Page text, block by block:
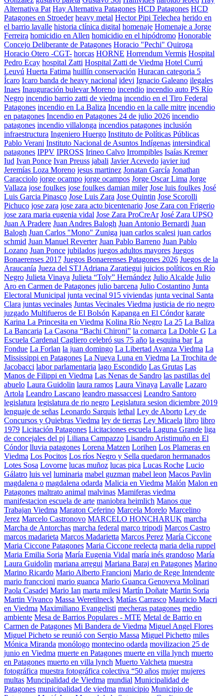
Alternativa Pat Hay Alternativa Patagones HCD Patagones HCD
Patagones en Stroeder heavy metal Hector Pipi Telechea herido en
el barrio lavalle historia clínica digital homenaje Homenaje a Jorge
Ferreira homicidio en Allen homicidio en el hipódromo Honorable
Concejo Deliberante de Patagones Horacio "Pechi" Quiroga
Horacio Otero -CGT- horcas HORNE Horrendum Vermis Hospital
Pedro Ecay hospital Zatti Hospital Zatti de Viedma Hotel Currú
Leuvú Huerta Fatima huillín conservación Huracan categoria 5
Ícaro Icaro banda de heavy nacional idevi Ignacio Galeano ilegales
Inaes Inauguración bulevar Moreno incendio incendio auto PS Río
Negro incendio barrio zatti de viedma incendio en el Tiro Federal
Patagones incendio en La Baliza Incendio en la calle mitre incendio
en patagones Incendio en Patagones 24 de julio 2026 incendio
patagones incendio villalonga incendios patagones inclusión
infraestructura Ingeniero Huergo Instituto de Políticas Públicas
Pablo Verani Instituto Nacional de Asuntos Indígenas intersindical
patagones IPPV IPROSS Irineo Calvo Irrompibles Isaías Kremer
Iud Ivan Ponce Ivan Preuss jabali Javier Acevedo javier iud
Jeremías Loza Moreno jesus martinez Jonatan García Jonathan
Caracciolo jorge ocampo jorge ocampos Jorge Oscar Lima Jorge
Vallaza jose foulkes jose foulkes damian miler Jose luis foulkes José
Luis Garcia Pinasco Jose Luis Zara Jose Quintin Jose Scorolli
Pichuco jose zara jose zara acto bicentenario Jose Zara con Frigerio
jose zara maria eugenia vidal Jose Zara ProCreAr José Zara UPSO
Juan A Pradere Juan Andres Balogh Juan Antonio Bernardi Juan
Balogh Juan Carlos "Mono" Zuniga juan carlos scalesi juan carlos
schmid Juan Manuel Reverter Juan Pablo Barreno Juan Pablo
Lozano Juan Ponce jubilados juegos adultos mayores Juegos
Bonaerenses 2017 Juegos Bonaerenses Patagones 2026 Juegos de la
Araucanía Jueza del STJ Adriana Zaratiegui juicios políticos en Río
Negro Julieta Vinaya Julieta “Toly” Hernández Julio Alcalde Julio
Aro en Carmen de Patagones julio barcena Julio Costantino Junta
Electoral Municipal junta vecinal 915 viviendas junta vecinal Santa
Clara juntas vecinales Juntas Vecinales Viedma justicia de rio negro
juzgado Multifueros de El Bolsón Kapanga en El Cóndor karate
Karina La Princesita en Viedma Kolina Río Negro La 25 La Baliza
La Bancaria La Casona “Bachi Chironi” la comarca La Doble G La
Escuela Cardenal Cagliero celebró sus 75 año la esquina bar La
Fondue La Forlan la juan domingo La Libertad Avanza Viedma La
Mississippi en Patagones La Nueva Luna en Viedma La Trochita de
Jacobacci labor parlamentaria lago Escondido Las Grutas Las
Manos de Filippi en Viedma Las Nenas de Sandro las pastillas del
abuelo Laura Guidolin laura ramos Laura Vinaya Lavalle Lazaro
Artola Leandro Lascano leandro massaccesi Leandro Santoro
legislatura legislatura de rio negro Legislatura sesion diciembre 2019
lenguaje de señas Leonardo Sarquis lethal Ley de Aborto Ley de
Concursos y Quiebras Viedma ley de tierras Ley Micaela libro libro
1979 Licitación Patagones Licitaciones escuela Laguna Grande liga
de concejales del pj Liliana Campazzo Lisandro Aristimuño en El
Cóndor lluvia patagones Lorena Matzen Lorihen Los Plameras en
Viedma Los Pocitos Los ríos Negro y Sella quedaron hermanados
Lotes Sosa Lovorne lucas muñoz lucas pica Lucas Roche Lucio
Gálatro luis vel luminaria mabel guzman mabel leon Macos Pavlin
magdalena o magdalena odarda Malicia en Viedma Malón Malon en
Patagones maltrato animal malvinas Mamiferas viedma
manifestacion escuela de arte maniobra heimlich Manos que
Trabajan Viedma Maraton Ceferino Marcela Morelo Marcelino
Jerez Marcelo Castronovo MARCELO HONCHARUK marcha
Marcha de Antorchas marcha federal marco tripodi Marcos Castro
marcos madarieta Marcos Madarietta Marcos Perez María Ciccone
Maria Ciccone Patagones Maria Ciccone reelecta maria delia ruppel
Maria Emilia Soria María Eugenia Vidal maría inés grandoso María
Laura Guidolin mariana arregui Mariana Baraj en Patagones Marino
Marino Ricardo Mario Alberto Francioni Mario de Rege Intendente
mario franccioni mario guanca Mario Guanca Genoveva Molinari
Paola Casadei Mario Ian marta milesi Martín Doñate Martin Soria
Martin Vivanco Massa Weretilneck Matías Carrasco Mauricio Macri
en Viedma Maximiliano Evangelisti mecheras patagones medio
ambiente Mesa de Barrios Populares - MTE Metal de Barrio en
Carmen de Patagones Mi Bandera de Viedma Miguel Angel Flores
Miguel Picheto se reunió con Sergio Massa Miguel Pichetto miles
Mónica Miranda monólogo montecino odarda movilizacion 25 de
junio en Viedma muerte en Patagones muerte en villa lynch muerto
en Patagones muerto en villa lynch Muerto Valcheta muestra
fotográfica muestra fotográfica colectiva “50 años mujer mujeres
multas Muncipalidad de Viedma mundial Municipalidad de
Patagones municipalidad de viedma municipio Municipio de